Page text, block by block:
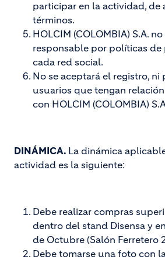
participar en la actividad, de
términos.
HOLCIM (COLOMBIA) S.A.
responsable por políticas
cada red social.
No se aceptará el registro,
usuarios que tengan
con HOLCIM (COLOMBIA)
DINÁMICA. La dinámica
actividad es la siguiente:
Debe realizar compras
dentro del stand Disensa y
de Octubre (Salón Ferretero
Debe tomarse una foto con